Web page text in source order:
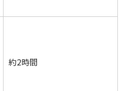
約2時間